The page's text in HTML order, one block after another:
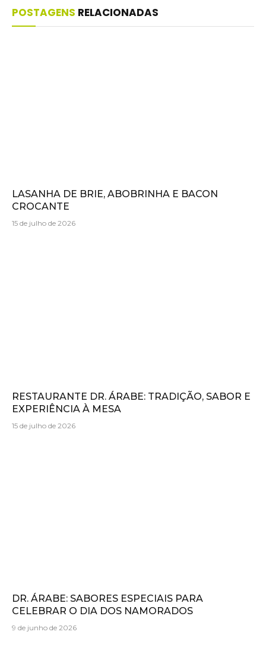
POSTAGENS RELACIONADAS
LASANHA DE BRIE, ABOBRINHA E BACON
CROCANTE
15 de julho de 2026
RESTAURANTE DR. ÁRABE: TRADIÇÃO, SABOR E
EXPERIÊNCIA À MESA
15 de julho de 2026
DR. ÁRABE: SABORES ESPECIAIS PARA
CELEBRAR O DIA DOS NAMORADOS
9 de junho de 2026